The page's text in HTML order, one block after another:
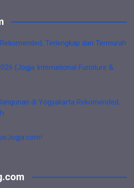
Terlengkap dan Termurah
(Jogja International Furniture &
di Yogyakarta Rekomended,